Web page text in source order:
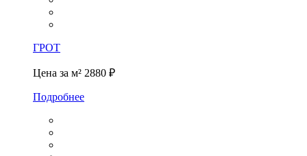
ГРОТ
Цена за м² 2880 ₽
Подробнее